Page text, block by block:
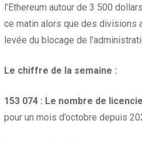
l’Ethereum autour de 3 500
ce matin alors que des divisions
levée du blocage de
Le chiffre de la semaine :
153 074 : Le nombre de
pour un mois d’octobre depuis